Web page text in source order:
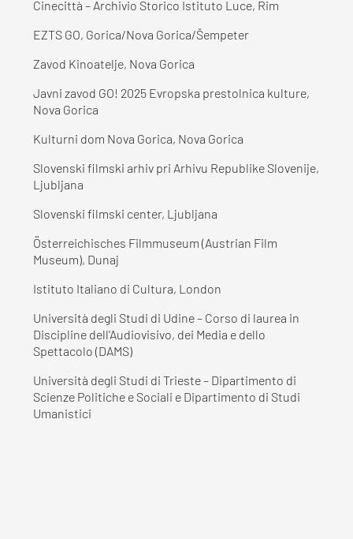
Cinecittà – Archivio Storico Istituto Luce, Rim
EZTS GO, Gorica/Nova Gorica/Šempeter
Zavod Kinoatelje, Nova Gorica
Javni zavod GO! 2025 Evropska prestolnica kulture,
Nova Gorica
Kulturni dom Nova Gorica, Nova Gorica
Slovenski filmski arhiv pri Arhivu Republike Slovenije,
Ljubljana
Slovenski filmski center, Ljubljana
Österreichisches Filmmuseum (Austrian Film
Museum), Dunaj
Istituto Italiano di Cultura, London
Università degli Studi di Udine – Corso di laurea in
Discipline dell'Audiovisivo, dei Media e dello
Spettacolo (DAMS)
Università degli Studi di Trieste – Dipartimento di
Scienze Politiche e Sociali e Dipartimento di Studi
Umanistici